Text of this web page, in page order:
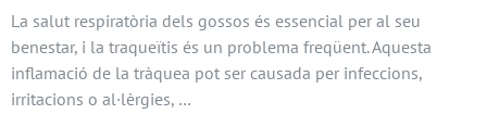
La salut respiratòria dels gossos és essencial per al seu
benestar, i la traqueïtis és un problema freqüent. Aquesta
inflamació de la tràquea pot ser causada per infeccions,
irritacions o al·lèrgies, …